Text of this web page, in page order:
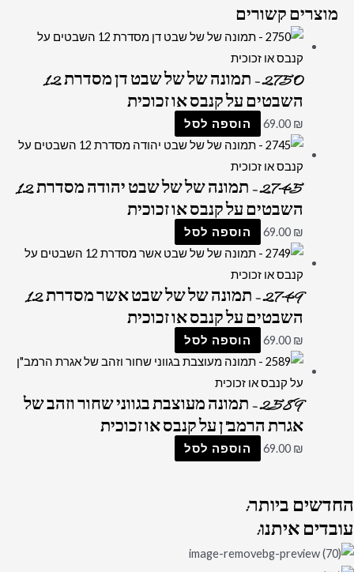
מוצרים קשורים
2750 – תמונה של של שבט דן מסדרת 12
השבטים על קנבס או זכוכית
69.00 ₪ הוספה לסל
2745 – תמונה של של שבט יהודה מסדרת 12
השבטים על קנבס או זכוכית
69.00 ₪ הוספה לסל
2749 – תמונה של של שבט אשר מסדרת 12
השבטים על קנבס או זכוכית
69.00 ₪ הוספה לסל
2589 – תמונה מעוצבת בגווני שחור וזהב של
אגרת הרמב"ן על קנבס או זכוכית
69.00 ₪ הוספה לסל
החדשיםביותר:
עובדיםאיתנו: